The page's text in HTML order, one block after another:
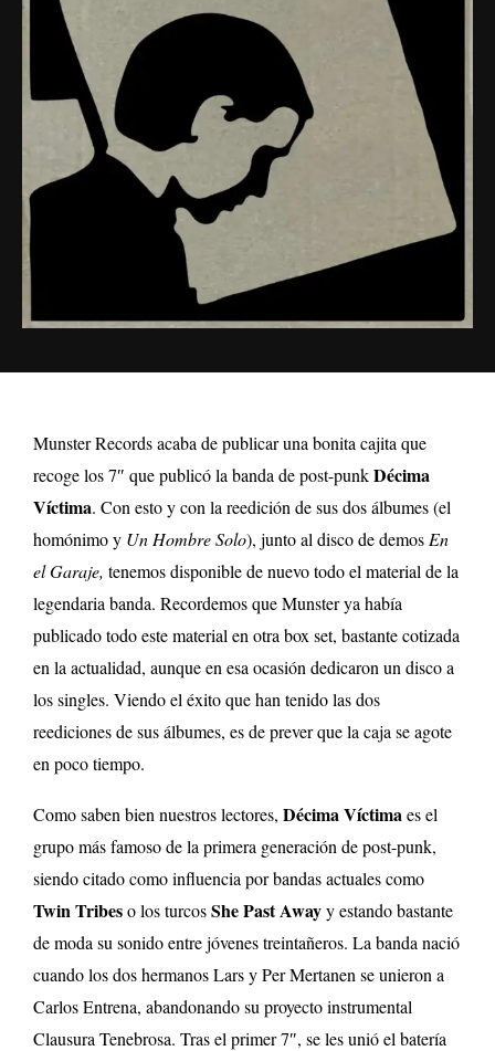
Munster Records acaba de publicar una bonita cajita que
recoge los 7″ que publicó la banda de post-punkDécima
Víctima. Con esto y con la reedición de sus dos álbumes (el
homónimo y Un Hombre Solo), junto al disco de demos En
el Garaje, tenemos disponible de nuevo todo el material de la
legendaria banda. Recordemos que Munster ya había
publicado todo este material en otra box set, bastante cotizada
en la actualidad, aunque en esa ocasión dedicaron un disco a
los singles. Viendo el éxito que han tenido las dos
reediciones de sus álbumes, es de prever que la caja se agote
en poco tiempo.
Como saben bien nuestros lectores, Décima Víctimaes el
grupo más famoso de la primera generación de post-punk,
siendo citado como influencia por bandas actuales como
Twin Tribeso los turcosShe Past Awayy estando bastante
de moda su sonido entre jóvenes treintañeros. La banda nació
cuando los dos hermanos Lars y Per Mertanen se unieron a
Carlos Entrena, abandonando su proyecto instrumental
Clausura Tenebrosa. Tras el primer 7″, se les unió el batería